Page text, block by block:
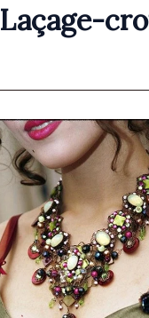
Laçage-